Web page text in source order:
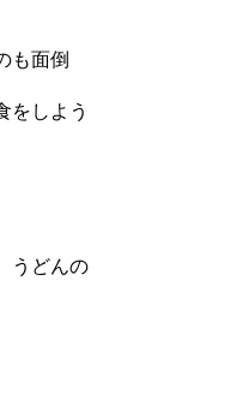
も面倒
をしよう
うどんの